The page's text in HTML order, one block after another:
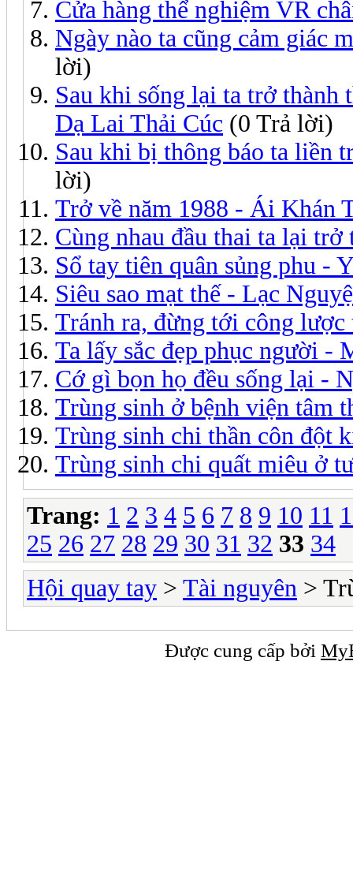
Cửa hàng thể nghiệm VR
Ngày nào ta cũng cảm giác
lời)
Sau khi sống lại ta trở thành
Dạ Lai Thải Cúc (0 Trả lời)
Sau khi bị thông báo ta liền
lời)
Trở về năm 1988 - Ái Khán
Cùng nhau đầu thai ta lại
Sổ tay tiên quân sủng phu -
Siêu sao mạt thế - Lạc
Tránh ra, đừng tới công lược
Ta lấy sắc đẹp phục người -
Cớ gì bọn họ đều sống lại -
Trùng sinh ở bệnh viện tâm
Trùng sinh chi thần côn đột
Trùng sinh chi quất miêu ở
Trang: 1 2 3 4 5 6 7 8 9 10 11
25 26 27 28 29 30 31 32 33 34
Hội quay tay > Tài nguyên >
Được cung cấp bởi